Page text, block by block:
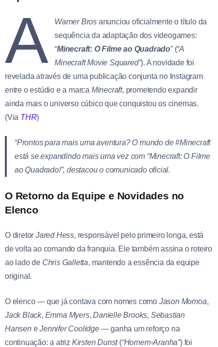
A Warner Bros anunciou oficialmente o título da
sequência da adaptação dos videogames:
“Minecraft: O Filme ao Quadrado” (“A
Minecraft Movie Squared”). A novidade foi
revelada através de uma publicação conjunta no Instagram
entre o estúdio e a marca Minecraft, prometendo expandir
ainda mais o universo cúbico que conquistou os cinemas.
(Via THR)
“Prontos para mais uma aventura? O mundo de#Minecraft
está se expandindo mais uma vez com “Minecraft: O Filme
ao Quadrado!”, destacou o comunicado oficial.
O Retorno da Equipe e Novidades no
Elenco
O diretor Jared Hess, responsável pelo primeiro longa, está
de volta ao comando da franquia. Ele também assina o roteiro
ao lado de Chris Galletta, mantendo a essência da equipe
original.
O elenco — que já contava com nomes como Jason Momoa,
Jack Black, Emma Myers, Danielle Brooks, Sebastian
HanseneJennifer Coolidge— ganha um reforço na
continuação: a atriz Kirsten Dunst (“Homem-Aranha”) foi